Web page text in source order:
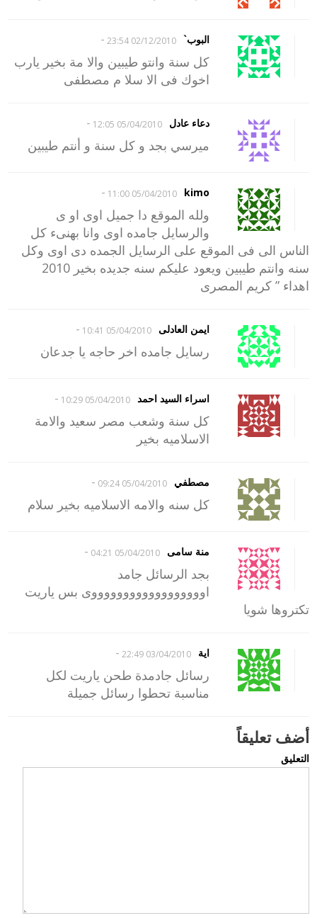
البوب` 02/12/2010 23:54
-
كل سنة وانتو طيبين والا مة بخير يارب
اخوك فى الا سلا م مصطفى
دعاء عادل 05/04/2010 12:05
-
ميرسي بجد و كل سنة و أنتم طيبين
kimo
05/04/2010 11:00
-
ولله الموقع دا جميل اوى او ى
والرسايل جامده اوى وانا بهنىء كل
الناس الى فى الموقع على الرسايل الجمده دى اوى وكل
سنه وانتم طيبين ويعود عليكم سنه جديده بخير 2010
اهداء ” كريم المصرى
ايمن العادلى 05/04/2010 10:41
-
رسايل جامده اخر حاجه يا جدعان
اسراء السيد احمد 05/04/2010 10:29
-
كل سنة وشعب مصر سعيد والامة
الاسلاميه بخير
مصطفي 05/04/2010 09:24
-
كل سنه والامه الاسلاميه بخير سلام
منة سامى 05/04/2010 04:21
-
بجد الرسائل جامد
اووووووووووووووووووى بس ياريت
تكتروها شويا
اية 03/04/2010 22:49
-
رسائل جادمدة طحن ياريت لكل
مناسبة تحطوا رسائل جميلة
أضف تعليقاً
التعليق